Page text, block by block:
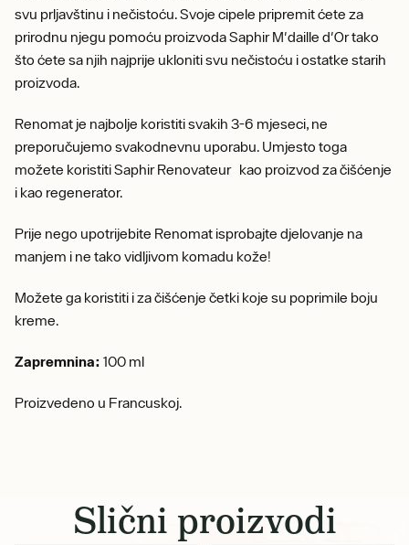
svu prljavštinu i nečistoću. Svoje cipele pripremit ćete za
prirodnu njegu pomoću proizvoda Saphir M'daille d'Or tako
što ćete sa njih najprije ukloniti svu nečistoću i ostatke starih
proizvoda.
Renomat je najbolje koristiti svakih 3-6 mjeseci, ne
preporučujemo svakodnevnu uporabu. Umjesto toga
možete koristiti Saphir Renovateur kao proizvod za čišćenje
i kao regenerator.
Prije nego upotrijebite Renomat isprobajte djelovanje na
manjem i ne tako vidljivom komadu kože!
Možete ga koristiti i za čišćenje četki koje su poprimile boju
kreme.
Zapremnina: 100 ml
Proizvedeno u Francuskoj.
Slični proizvodi